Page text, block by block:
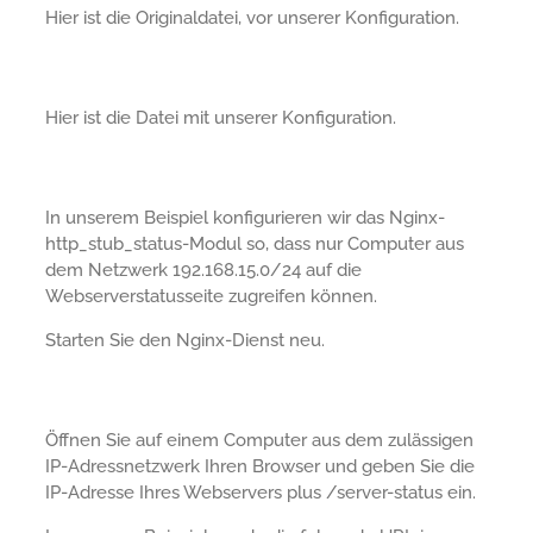
Hier ist die Originaldatei, vor unserer Konfiguration.
Hier ist die Datei mit unserer Konfiguration.
In unserem Beispiel konfigurieren wir das Nginx-
http_stub_status-Modul so, dass nur Computer aus
dem Netzwerk 192.168.15.0/24 auf die
Webserverstatusseite zugreifen können.
Starten Sie den Nginx-Dienst neu.
Öffnen Sie auf einem Computer aus dem zulässigen
IP-Adressnetzwerk Ihren Browser und geben Sie die
IP-Adresse Ihres Webservers plus /server-status ein.